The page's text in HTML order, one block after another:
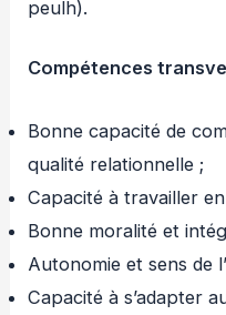
peulh).
Compétences
Bonne capacité de
qualité relationnelle ;
Capacité à travailler
Bonne moralité et
Autonomie et sens de
Capacité à s’adapter